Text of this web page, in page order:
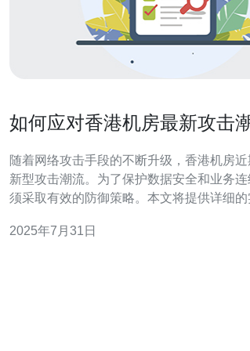
如何应对香港机房最新攻击
随着网络攻击手段的不断升级，香港机房
新型攻击潮流。为了保护数据安全和业务
须采取有效的防御策略。本文将提供详细
企业需要对现有的网络安全措施进行全面评
2025年7月31日